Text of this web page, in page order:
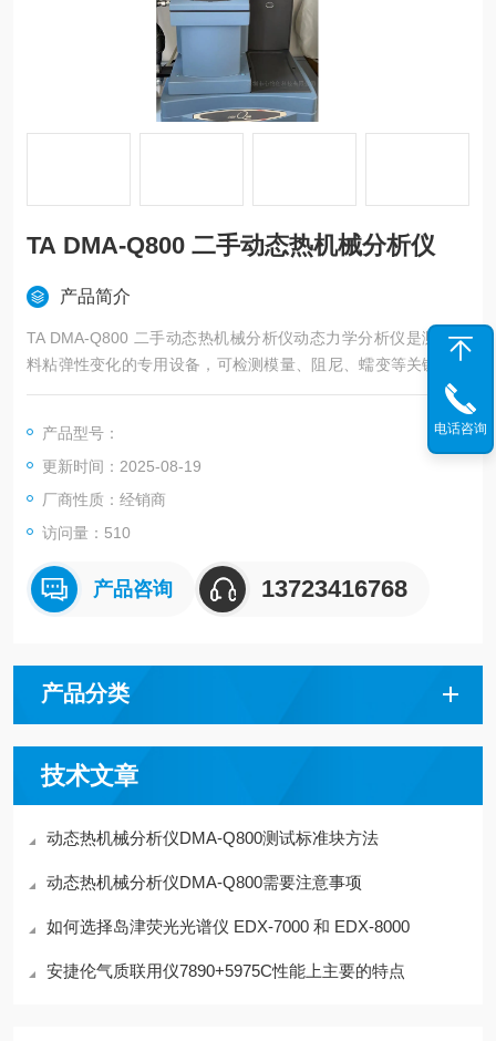
TA DMA-Q800 二手动态热机械分析仪
产品简介
TA DMA-Q800 二手动态热机械分析仪动态力学分析仪是测量材
料粘弹性变化的专用设备，可检测模量、阻尼、蠕变等关键参数
。此外，它还能测量玻璃化温度、软化温度、固化速率和固化
产品型号：
更新时间：2025-08-19
厂商性质：经销商
访问量：510
产品咨询 13723416768
产品分类
技术文章
动态热机械分析仪DMA-Q800测试标准块方法
动态热机械分析仪DMA-Q800需要注意事项
如何选择岛津荧光光谱仪 EDX-7000 和 EDX-8000
安捷伦气质联用仪7890+5975C性能上主要的特点
电话咨询